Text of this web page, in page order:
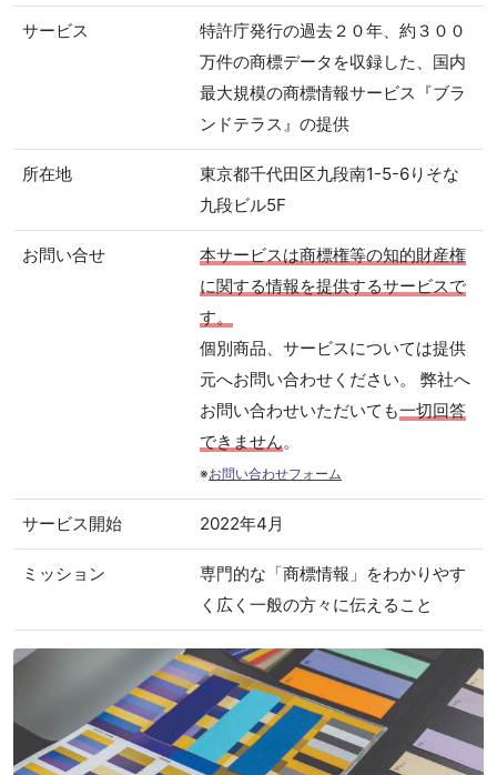
サービス
特許庁発行の過去２０年、約３００
万件の商標データを収録した、国内
最大規模の商標情報サービス『ブラ
ンドテラス』の提供
所在地
東京都千代田区九段南1-5-6りそな
九段ビル5F
お問い合せ
本サービスは商標権等の知的財産権
に関する情報を提供するサービスで
す。
個別商品、サービスについては提供
元へお問い合わせください。 弊社へ
お問い合わせいただいても一切回答
できません。
※お問い合わせフォーム
サービス開始 2022年4月
ミッション
専門的な「商標情報」をわかりやす
く広く一般の方々に伝えること